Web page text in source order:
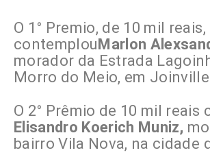
O 1° Premio, de 10 mil reais,
contemplou Marlon
morador da Estrada
Morro do Meio, em
O 2° Prêmio de 10 mil reais
Elisandro Koerich Muniz,
bairro Vila Nova, na cidade